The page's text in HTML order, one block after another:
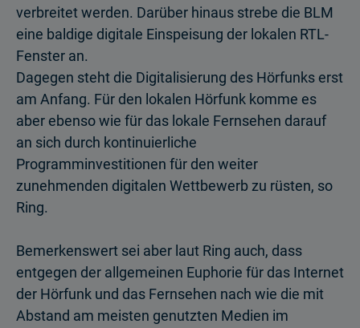
verbreitet werden. Darüber hinaus strebe die BLM
eine baldige digitale Einspeisung der lokalen RTL-
Fenster an.
Dagegen steht die Digitalisierung des Hörfunks erst
am Anfang. Für den lokalen Hörfunk komme es
aber ebenso wie für das lokale Fernsehen darauf
an sich durch kontinuierliche
Programminvestitionen für den weiter
zunehmenden digitalen Wettbewerb zu rüsten, so
Ring.
Bemerkenswert sei aber laut Ring auch, dass
entgegen der allgemeinen Euphorie für das Internet
der Hörfunk und das Fernsehen nach wie die mit
Abstand am meisten genutzten Medien im